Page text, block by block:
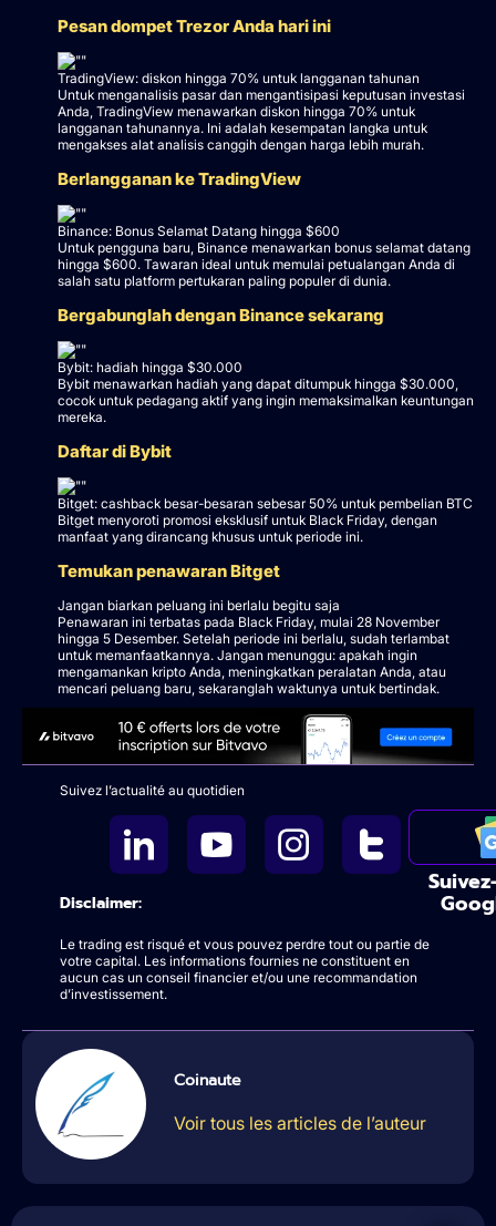
Pesan dompet Trezor Anda hari ini
TradingView: diskon hingga 70% untuk langganan tahunan
Untuk menganalisis pasar dan mengantisipasi keputusan investasi
Anda, TradingView menawarkan diskon hingga 70% untuk
langganan tahunannya. Ini adalah kesempatan langka untuk
mengakses alat analisis canggih dengan harga lebih murah.
Berlangganan ke TradingView
Binance: Bonus Selamat Datang hingga $600
Untuk pengguna baru, Binance menawarkan bonus selamat datang
hingga $600. Tawaran ideal untuk memulai petualangan Anda di
salah satu platform pertukaran paling populer di dunia.
Bergabunglah dengan Binance sekarang
Bybit: hadiah hingga $30.000
Bybit menawarkan hadiah yang dapat ditumpuk hingga $30.000,
cocok untuk pedagang aktif yang ingin memaksimalkan keuntungan
mereka.
Daftar di Bybit
Bitget: cashback besar-besaran sebesar 50% untuk pembelian BTC
Bitget menyoroti promosi eksklusif untuk Black Friday, dengan
manfaat yang dirancang khusus untuk periode ini.
Temukan penawaran Bitget
Jangan biarkan peluang ini berlalu begitu saja
Penawaran ini terbatas pada Black Friday, mulai 28 November
hingga 5 Desember. Setelah periode ini berlalu, sudah terlambat
untuk memanfaatkannya. Jangan menunggu: apakah ingin
mengamankan kripto Anda, meningkatkan peralatan Anda, atau
mencari peluang baru, sekaranglah waktunya untuk bertindak.
Suivez l’actualité au quotidien
Disclaimer:
Le trading est risqué et vous pouvez perdre tout ou partie de
votre capital. Les informations fournies ne constituent en
aucun cas un conseil financier et/ou une recommandation
d’investissement.
Coinaute
Voir tous les articles de l’auteur